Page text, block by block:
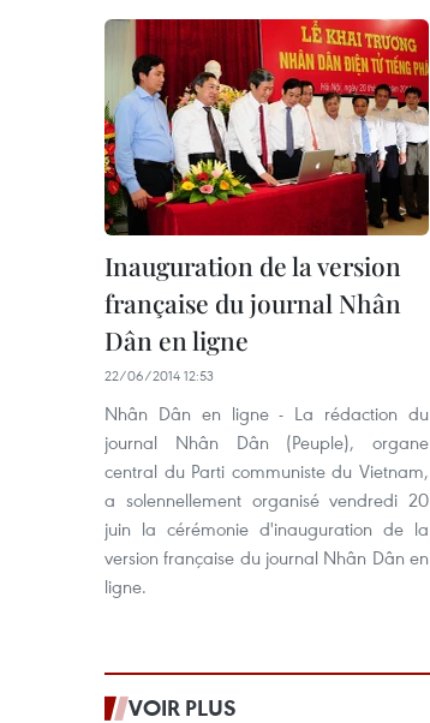
Inauguration de la version
française du journal Nhân
Dân en ligne
22/06/2014 12:53
Nhân Dân en ligne - La rédaction du
journal Nhân Dân (Peuple), organe
central du Parti communiste du Vietnam,
a solennellement organisé vendredi 20
juin la cérémonie d'inauguration de la
version française du journal Nhân Dân en
ligne.
VOIR PLUS